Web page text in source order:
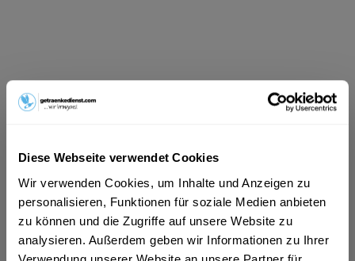
Diese Webseite verwendet Cookies
Wir verwenden Cookies, um Inhalte und Anzeigen zu
personalisieren, Funktionen für soziale Medien anbieten
zu können und die Zugriffe auf unsere Website zu
analysieren. Außerdem geben wir Informationen zu Ihrer
ab 5,89 € *
Inhalt:
0.75 Liter (7,85 € * / 1 Liter)
In denWarenkorb
Artikel-Nr.:
27274
Verfügbar in: